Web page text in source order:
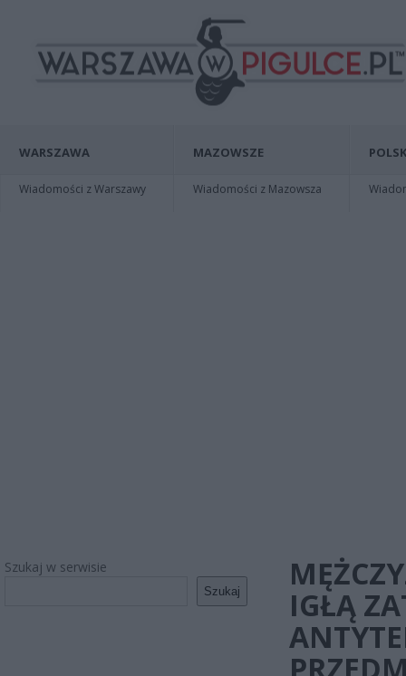
WARSZAWA
Wiadomości z Warszawy
MAZOWSZE
Wiadomości z Mazowsza
Szukaj w serwisie
Szukaj
IGŁĄ